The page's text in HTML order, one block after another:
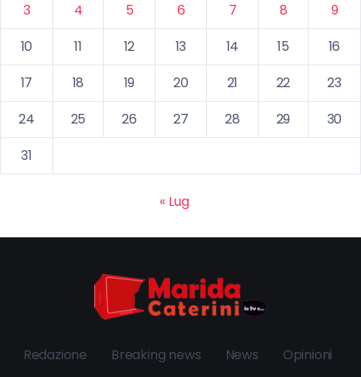
3
4 5 6 7 8
9
10
11 12 13 14 15
16
17
18 19 20 21 22
23
24
25 26 27 28 29
30
31
« Lug
Redazione Breaking news News Opinioni